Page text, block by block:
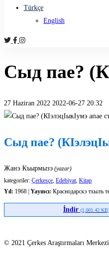
Türkçe
English
Сыд пае?
27 Haziran 2022 2022-06-27 20:32
Сыд
пае?
апае
стиххэр)
Сыд пае?
Жанэ Къырмызэ (yazar)
kategoriler: Çerkesçe, Edebiyat, Kitap
Yıl: 1968 | Yayıncı: Краснодарскэ тхылъ
İndir (1,001.42 KB)
© 2021 Çerkes Araştırmaları